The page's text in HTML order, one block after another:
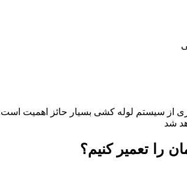
از سیستم لوله کشی بسیار حائز اهمیت
شد
را تعمیر کنیم؟